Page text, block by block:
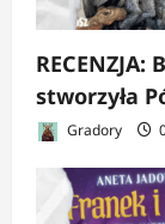
stworzyła
Gradory